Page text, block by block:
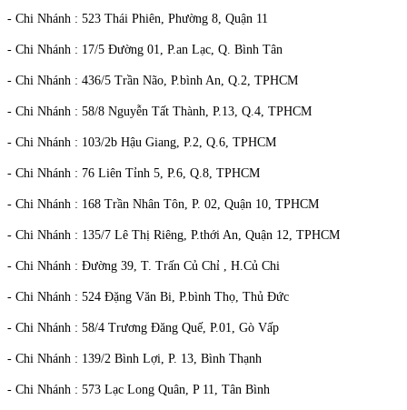
- Chi Nhánh : 523 Thái Phiên, Phường 8, Quận 11
- Chi Nhánh : 17/5 Đường 01, P.an Lạc, Q. Bình Tân
- Chi Nhánh : 436/5 Trần Não, P.bình An, Q.2, TPHCM
- Chi Nhánh : 58/8 Nguyễn Tất Thành, P.13, Q.4, TPHCM
- Chi Nhánh : 103/2b Hậu Giang, P.2, Q.6, TPHCM
- Chi Nhánh : 76 Liên Tỉnh 5, P.6, Q.8, TPHCM
- Chi Nhánh : 168 Trần Nhân Tôn, P. 02, Quận 10, TPHCM
- Chi Nhánh : 135/7 Lê Thị Riêng, P.thới An, Quận 12, TPHCM
- Chi Nhánh : Đường 39, T. Trấn Củ Chỉ , H.Củ Chi
- Chi Nhánh : 524 Đặng Văn Bi, P.bình Thọ, Thủ Đức
- Chi Nhánh : 58/4 Trương Đăng Quế, P.01, Gò Vấp
- Chi Nhánh : 139/2 Bình Lợi, P. 13, Bình Thạnh
- Chi Nhánh : 573 Lạc Long Quân, P 11, Tân Bình